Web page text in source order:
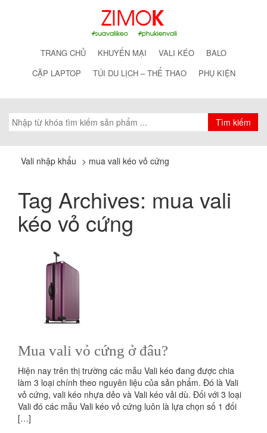
TRANG CHỦ KHUYẾN MẠI VALI KÉO
BALO
CẶP LAPTOP
TÚI DU LỊCH – THỂ THAO PHỤ KIỆN
Vali nhập khẩu > mua vali kéo vỏ cứng
Tag Archives: mua vali
kéo vỏ cứng
Mua vali vỏ cứng ở đâu?
Hiện nay trên thị trường các mẫu Vali kéo đang được chia
làm 3 loại chính theo nguyên liệu của sản phẩm. Đó là Vali
vỏ cứng, vali kéo nhựa dẻo và Vali kéo vải dù. Đối với 3 loại
Vali đó các mẫu Vali kéo vỏ cứng luôn là lựa chọn số 1 đối
[…]